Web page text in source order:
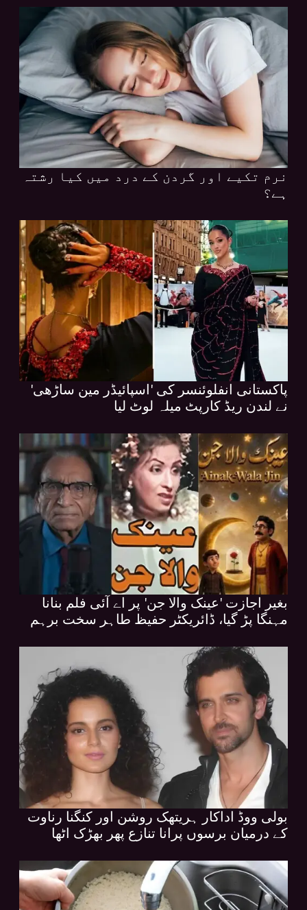
نرم تکیے اور گردن کے درد میں کیا رشتہ
ہے؟
پاکستانی انفلوئنسر کی 'اسپائیڈر مین ساڑھی'
نے لندن ریڈ کارپٹ میلہ لوٹ لیا
بغیر اجازت 'عینک والا جن' پر اے آئی فلم بنانا
مہنگا پڑ گیا، ڈائریکٹر حفیظ طاہر سخت برہم
بولی ووڈ اداکار ہریتھک روشن اور کنگنا رناوت
کے درمیان برسوں پرانا تنازع پھر بھڑک اٹھا